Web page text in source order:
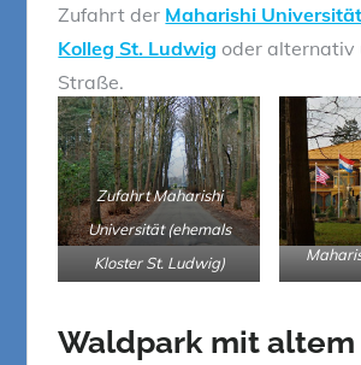
Zufahrt der Maharishi Universität
Kolleg St. Ludwig oder alternativ
Straße.
Zufahrt Maharishi
Universität (ehemals
Kloster St. Ludwig)
Waldpark mit altem